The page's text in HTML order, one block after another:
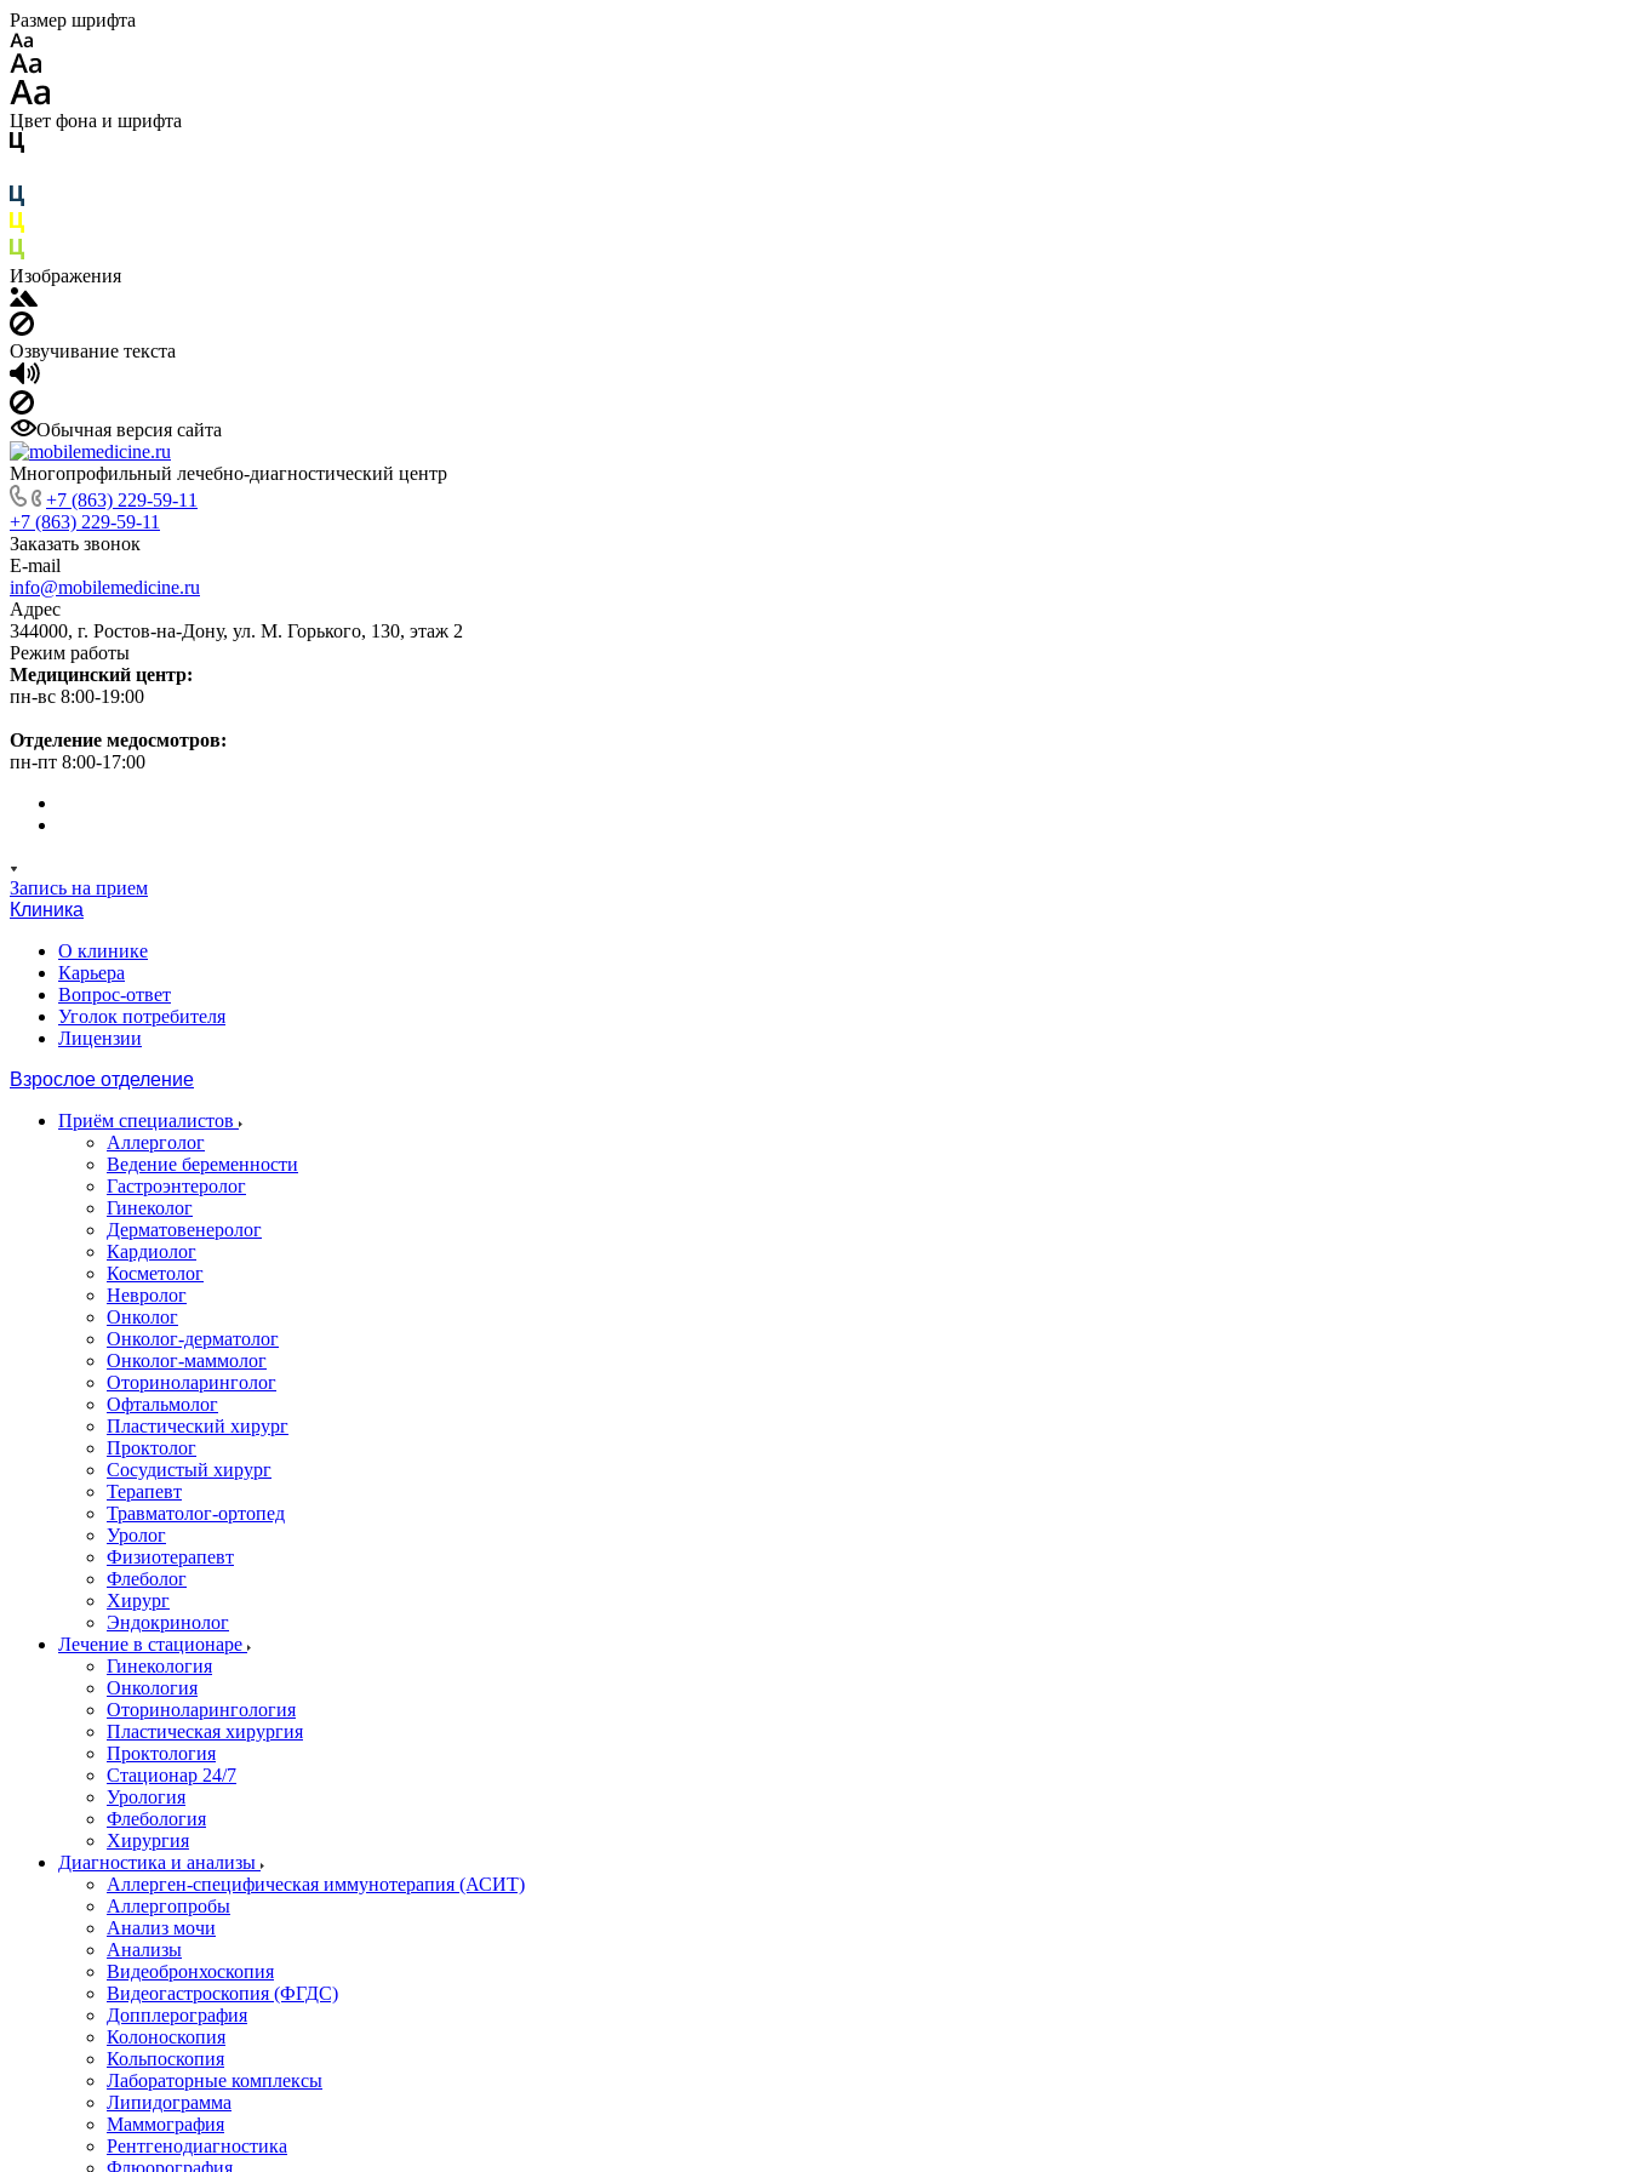
Размер шрифта
Цвет фона и шрифта
Изображения
Озвучивание текста
Обычная версия сайта
Многопрофильный лечебно-диагностический центр
+7 (863) 229-59-11
+7 (863) 229-59-11
Заказать звонок
E-mail
info@mobilemedicine.ru
Адрес
344000, г. Ростов-на-Дону, ул. М. Горького, 130, этаж 2
Режим работы
Медицинский центр:
пн-вс 8:00-19:00
Отделение медосмотров:
пн-пт 8:00-17:00
Запись на прием
Клиника
О клинике
Карьера
Вопрос-ответ
Уголок потребителя
Лицензии
Взрослое отделение
Приём специалистов
Аллерголог
Ведение беременности
Гастроэнтеролог
Гинеколог
Дерматовенеролог
Кардиолог
Косметолог
Невролог
Онколог
Онколог-дерматолог
Онколог-маммолог
Оториноларинголог
Офтальмолог
Пластический хирург
Проктолог
Сосудистый хирург
Терапевт
Травматолог-ортопед
Уролог
Физиотерапевт
Флеболог
Хирург
Эндокринолог
Лечение в стационаре
Гинекология
Онкология
Оториноларингология
Пластическая хирургия
Проктология
Стационар 24/7
Урология
Флебология
Хирургия
Диагностика и анализы
Аллерген-специфическая иммунотерапия (АСИТ)
Аллергопробы
Анализ мочи
Анализы
Видеобронхоскопия
Видеогастроскопия (ФГДС)
Допплерография
Колоноскопия
Кольпоскопия
Лабораторные комплексы
Липидограмма
Маммография
Рентгенодиагностика
Флюорография